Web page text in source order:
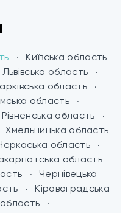
Київська область
Львівська область
область
область
Рівненська область
Хмельницька область
область
область
Чернівецька
Кіровоградська